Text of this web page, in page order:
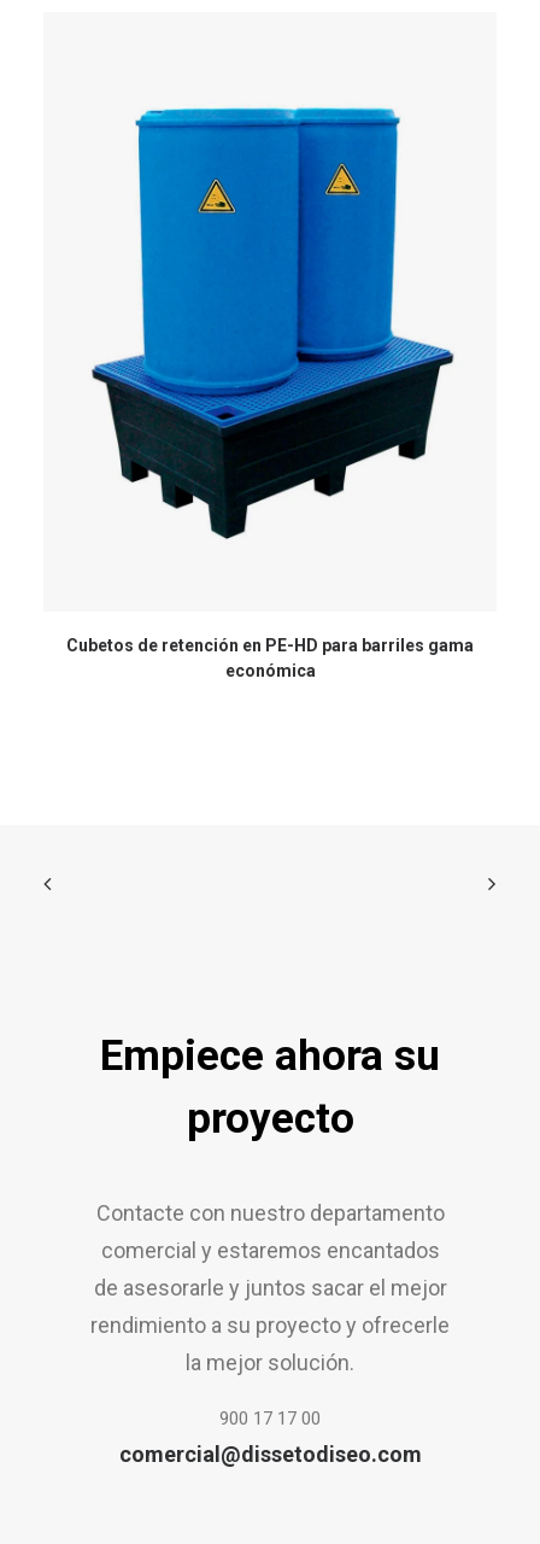
Cubetos de retención en PE-HD para barriles gama
económica
Empiece ahora su
proyecto
Contacte con nuestro departamento
comercial y estaremos encantados
de asesorarle y juntos sacar el mejor
rendimiento a su proyecto y ofrecerle
la mejor solución.
900 17 17 00
comercial@dissetodiseo.com